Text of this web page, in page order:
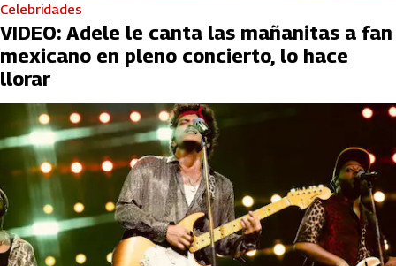
Celebridades
VIDEO: Adele le canta las mañanitas a fan
mexicano en pleno concierto, lo hace
llorar